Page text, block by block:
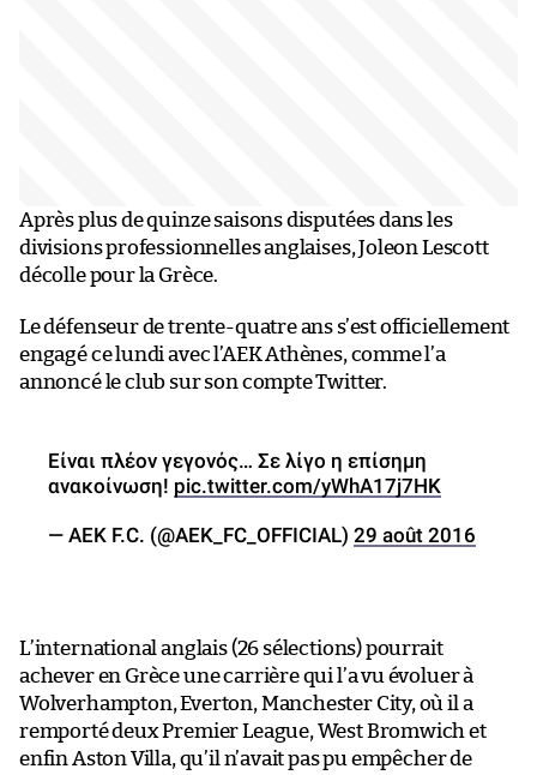
Après plus de quinze saisons disputées dans les
divisions professionnelles anglaises, Joleon Lescott
décolle pour la Grèce.
Le défenseur de trente-quatre ans s’est officiellement
engagé ce lundi avec l’AEK Athènes, comme l’a
annoncé le club sur son compte Twitter.
Είναι πλέον γεγονός… Σε λίγο η επίσημη
ανακοίνωση! pic.twitter.com/yWhA17j7HK
— AEK F.C. (@AEK_FC_OFFICIAL) 29 août 2016
L’international anglais (26 sélections) pourrait
achever en Grèce une carrière qui l’a vu évoluer à
Wolverhampton, Everton, Manchester City, où il a
remporté deux Premier League, West Bromwich et
enfin Aston Villa, qu’il n’avait pas pu empêcher de